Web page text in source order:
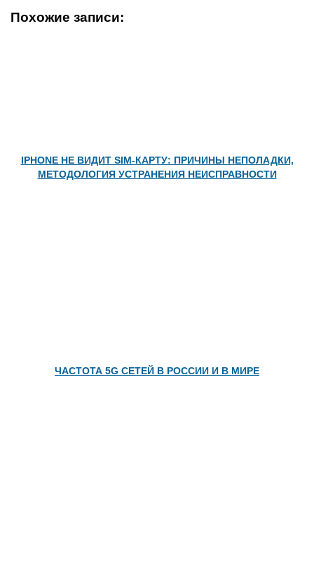
Похожие записи:
IPHONE НЕ ВИДИТ SIM-КАРТУ: ПРИЧИНЫ НЕПОЛАДКИ,
МЕТОДОЛОГИЯ УСТРАНЕНИЯ НЕИСПРАВНОСТИ
ЧАСТОТА 5G СЕТЕЙ В РОССИИ И В МИРЕ